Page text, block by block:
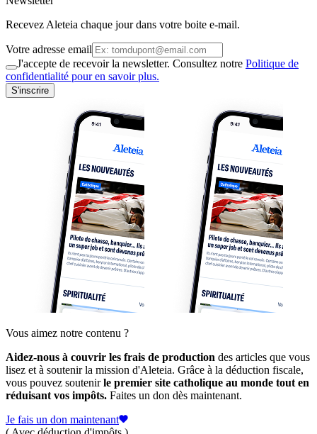
Recevez Aleteia chaque jour dans votre boite e-mail.
Votre adresse email
J'accepte de recevoir la newsletter. Consultez notre Politique de
confidentialité pour en savoir plus.
S'inscrire
Vous aimez notre contenu ?
Aidez-nous à couvrir les frais de production des articles que vous
lisez et à soutenir la mission d'Aleteia. Grâce à la déduction fiscale,
vous pouvez soutenirle premier site catholique au monde tout en
réduisant vos impôts. Faites un don dès maintenant.
Je fais un don maintenant